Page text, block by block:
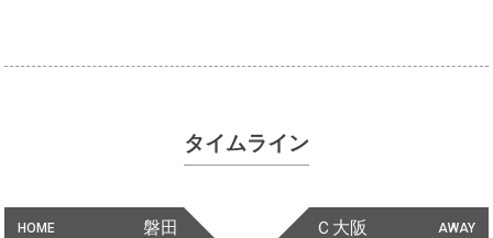
タイムライン
HOME 磐田 AWAY
Ｃ大阪